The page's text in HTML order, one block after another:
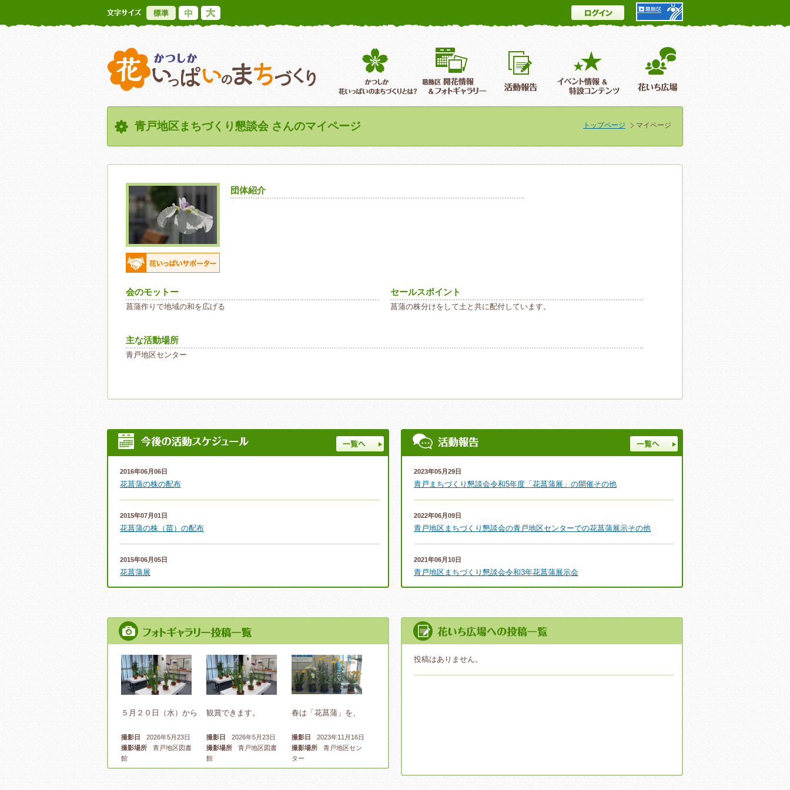
標準 ログイン
かつしか花いっぱいのまちづくり葛飾区花いっぱいのまちづくりとは葛飾区開花情報＆フォトギャラリー イベント情報 ＆特設コンテンツ
青戸地区まちづくり懇談会 さんのマイページ トップページ マイページ
団体紹介
会のモットー
菖蒲作りで地域の和を広げる
セールスポイント
菖蒲の株分けをして土と共に配付しています。
主な活動場所
青戸地区センター
2016年06月06日
花菖蒲の株の配布
2015年07月01日
花菖蒲の株（苗）の配布
2015年06月05日
花菖蒲展
2023年05月29日
青戸まちづくり懇談会令和5年度「花菖蒲展」の開催その他
2022年06月09日
青戸地区まちづくり懇談会の青戸地区センターでの花菖蒲展示その他
2021年06月10日
青戸地区まちづくり懇談会令和3年花菖蒲展示会
青戸地区センター「花菖蒲展」の花菖蒲の設置
花菖蒲の株分け配布
５月２０日（水）から
撮影日
2026年5月23日
撮影場所
青戸地区図書
館
観賞できます。
撮影日
2026年5月23日
撮影場所
青戸地区図書
館
春は「花菖蒲」を、
撮影日
2023年11月16日
撮影場所
青戸地区セン
ター
投稿はありません。